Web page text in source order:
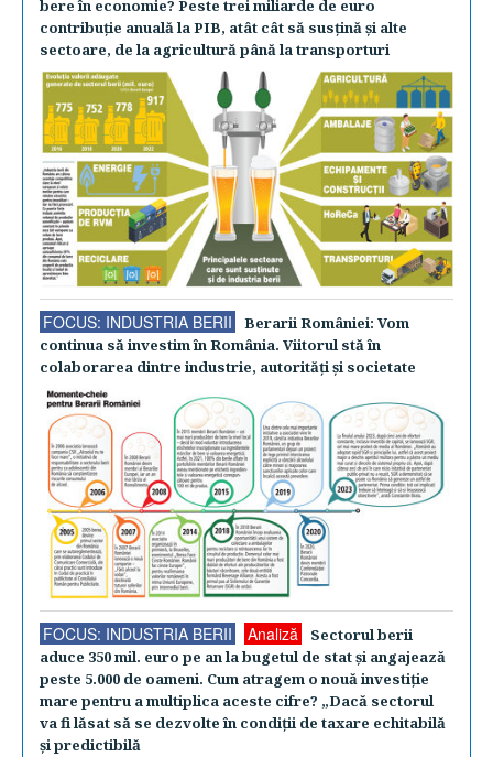
bere în economie? Peste trei miliarde de euro
contribuţie anuală la PIB, atât cât să susţină şi alte
sectoare, de la agricultură până la transporturi
FOCUS: INDUSTRIA BERII
Berarii României: Vom
continua să investim în România. Viitorul stă în
colaborarea dintre industrie, autorităţi şi societate
FOCUS: INDUSTRIA BERII Analiză
Sectorul berii
aduce 350 mil. euro pe an la bugetul de stat şi angajează
peste 5.000 de oameni. Cum atragem o nouă investiţie
mare pentru a multiplica aceste cifre? „Dacă sectorul
va fi lăsat să se dezvolte în condiţii de taxare echitabilă
şi predictibilă